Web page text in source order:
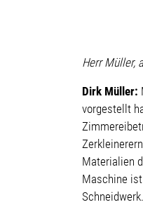
Herr Müller,
Dirk Müller:
vorgestellt
Materialien
Maschine